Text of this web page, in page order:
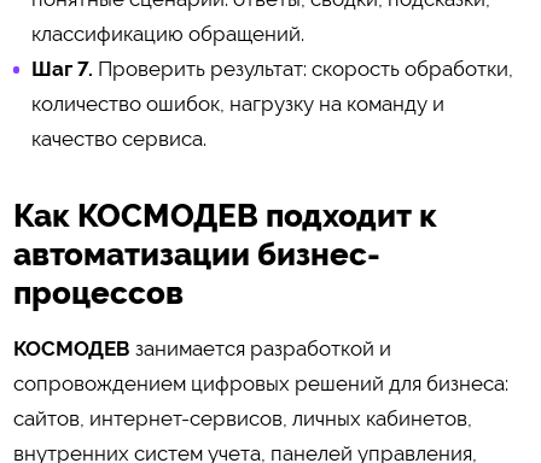
классификацию обращений.
Шаг 7. Проверить результат: скорость обработки,
количество ошибок, нагрузку на команду и
качество сервиса.
Как КОСМОДЕВ подходит к
автоматизации бизнес-
процессов
КОСМОДЕВ занимается разработкой и
сопровождением цифровых решений для бизнеса:
сайтов, интернет-сервисов, личных кабинетов,
внутренних систем учета, панелей управления,